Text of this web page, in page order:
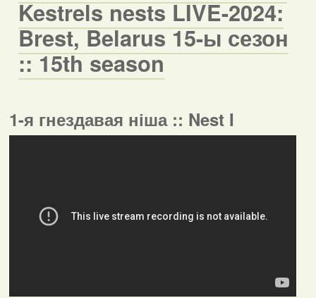
Kestrels nests LIVE-2024:
Brest, Belarus 15-ы сезон
:: 15th season
1-я гнездавая ніша :: Nest I